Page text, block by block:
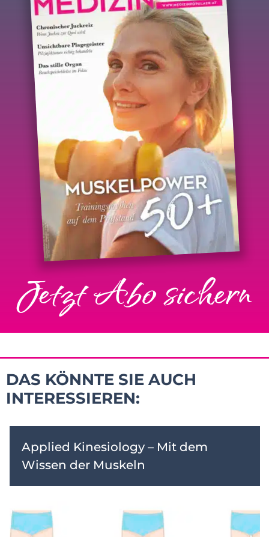
Jetzt Abo sichern
DAS KÖNNTE SIE AUCH
INTERESSIEREN:
Applied Kinesiology – Mit dem
Wissen der Muskeln